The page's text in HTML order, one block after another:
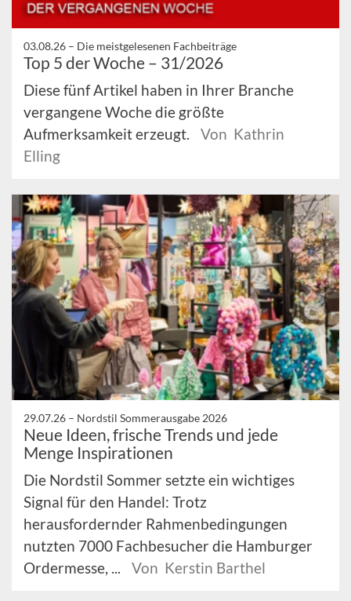
03.08.26 – Die meistgelesenen Fachbeiträge
Top 5 der Woche – 31/2026
Diese fünf Artikel haben in Ihrer Branche
vergangene Woche die größte
Aufmerksamkeit erzeugt.
Von Kathrin
Elling
29.07.26 – Nordstil Sommerausgabe 2026
Neue Ideen, frische Trends und jede
Menge Inspirationen
Die Nordstil Sommer setzte ein wichtiges
Signal für den Handel: Trotz
herausfordernder Rahmenbedingungen
nutzten 7000 Fachbesucher die Hamburger
Ordermesse, ...
Von Kerstin Barthel